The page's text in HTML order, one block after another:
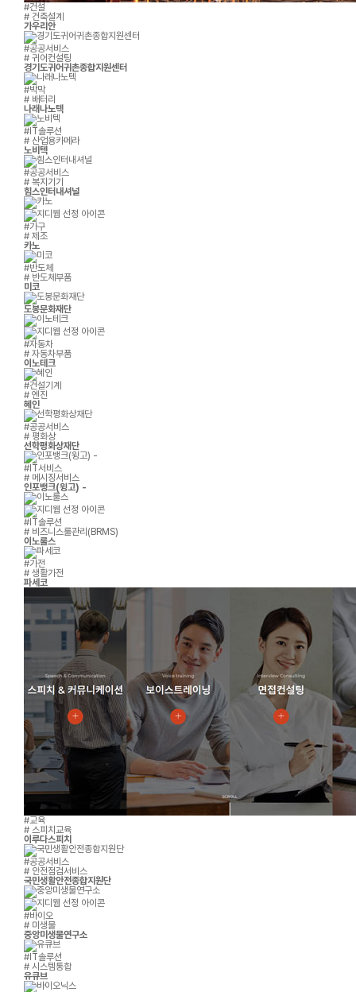
#건설
# 건축설계
가우리안
#공공서비스
# 귀어컨설팅
경기도귀어귀촌종합지원센터
#박막
# 배터리
나래나노텍
#IT솔루션
# 산업용카메라
노비텍
#공공서비스
# 복지기기
힘스인터내셔널
#가구
# 제조
카노
#반도체
# 반도체부품
미코
도봉문화재단
#자동차
# 자동차부품
이노테크
#건설기계
# 엔진
혜인
#공공서비스
# 평화상
선학평화상재단
#IT서비스
# 메시징서비스
인포뱅크(윙고) -
#IT솔루션
# 비즈니스룰관리(BRMS)
이노룰스
#가전
# 생활가전
파세코
#교육
# 스피치교육
이루다스피치
#공공서비스
# 안전점검서비스
국민생활안전종합지원단
#바이오
# 미생물
중앙미생물연구소
#IT솔루션
# 시스템통합
유큐브